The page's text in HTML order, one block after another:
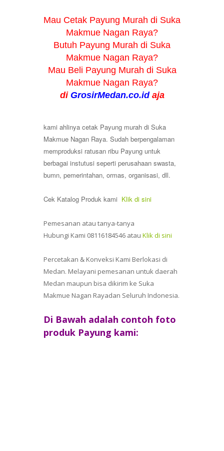
Mau Cetak Payung Murah di Suka
Makmue Nagan Raya?
Butuh Payung Murah di Suka
Makmue Nagan Raya?
Mau Beli Payung Murah di Suka
Makmue Nagan Raya?
di GrosirMedan.co.id aja
kami ahlinya cetak Payung murah di Suka
Makmue Nagan Raya. Sudah berpengalaman
memproduksi ratusan ribu Payung untuk
berbagai instutusi seperti perusahaan swasta,
bumn, pemerintahan, ormas, organisasi, dll.
Cek Katalog Produk kami Klik di sini
Pemesanan atau tanya-tanya
Hubungi Kami 08116184546 atau Klik di sini
Percetakan & Konveksi Kami Berlokasi di
Medan. Melayani pemesanan untuk daerah
Medan maupun bisa dikirim ke Suka
Makmue Nagan Rayadan Seluruh Indonesia.
Di Bawah adalah contoh foto
produk Payung kami: